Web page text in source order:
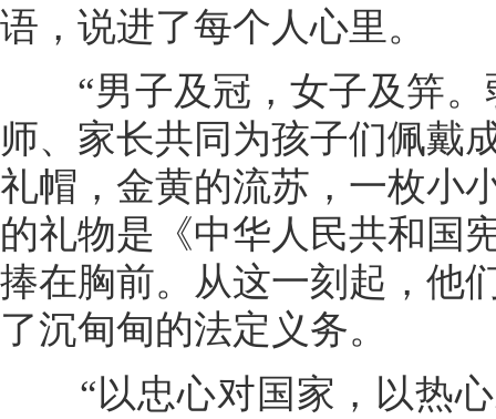
语，说进了每个人心里。
“男子及冠，女子及笄。
师、家长共同为孩子们佩戴
礼帽，金黄的流苏，一枚小
的礼物是《中华人民共和国
捧在胸前。从这一刻起，他
了沉甸甸的法定义务。
“以忠心对国家，以热心